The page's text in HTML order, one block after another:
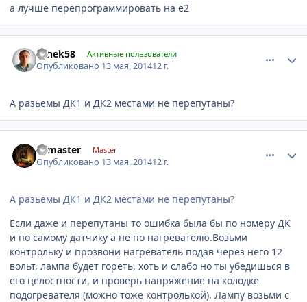
а лучше перепрограммировать на е2
sanek58 Активные пользователи
Опубликовано 13 мая, 201412 г.
А разьемы ДК1 и ДК2 местами не перепутаны?
Tumaster Master
Опубликовано 13 мая, 201412 г.
А разьемы ДК1 и ДК2 местами не перепутаны?
Если даже и перепутаны то ошибка была бы по номеру ДК
и по самому датчику а не по нагревателю.Возьми
контрольку и прозвони нагреватель подав через него 12
вольт, лампа будет гореть, хоть и слабо но ты убедишься в
его целостности, и проверь напряжение на колодке
подогревателя (можно тоже контролькой). Лампу возьми с